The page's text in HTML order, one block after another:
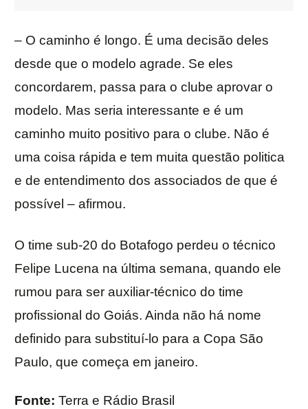
– O caminho é longo. É uma decisão deles
desde que o modelo agrade. Se eles
concordarem, passa para o clube aprovar o
modelo. Mas seria interessante e é um
caminho muito positivo para o clube. Não é
uma coisa rápida e tem muita questão politica
e de entendimento dos associados de que é
possível – afirmou.
O time sub-20 do Botafogo perdeu o técnico
Felipe Lucena na última semana, quando ele
rumou para ser auxiliar-técnico do time
profissional do Goiás. Ainda não há nome
definido para substituí-lo para a Copa São
Paulo, que começa em janeiro.
Fonte: Terra e Rádio Brasil